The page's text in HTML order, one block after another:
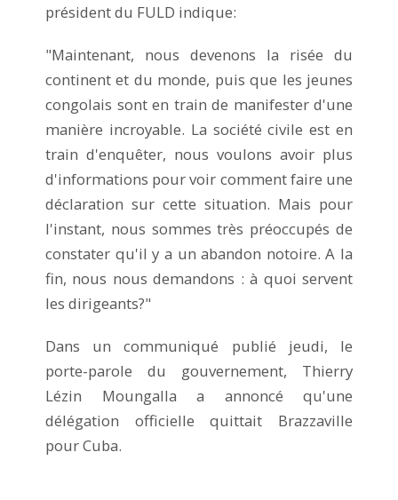
président du FULD indique:
​"Maintenant, nous devenons la risée du
continent et du monde, puis que les jeunes
congolais sont en train de manifester d'une
manière incroyable. La société civile est en
train d'enquêter, nous voulons avoir plus
d'informations pour voir comment faire une
déclaration sur cette situation. Mais pour
l'instant, nous sommes très préoccupés de
constater qu'il y a un abandon notoire. A la
fin, nous nous demandons : à quoi servent
les dirigeants?"
Dans un communiqué publié jeudi, le
porte-parole du gouvernement, Thierry
Lézin Moungalla a annoncé qu'une
délégation officielle quittait Brazzaville
pour Cuba.